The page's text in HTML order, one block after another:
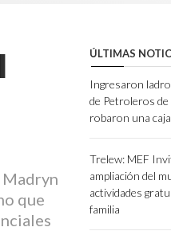
Madryn
que
ÚLTIMAS
Ingresaron
de Petroleros
robaron una
Trelew: MEF
ampliación del
actividades
familia